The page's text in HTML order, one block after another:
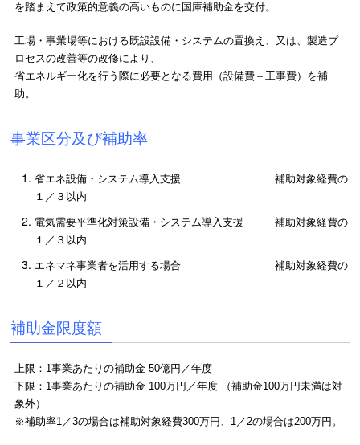
を踏まえて政策的意義の高いものに国庫補助金を交付。
工場・事業場等における既設設備・システムの置換え、又は、製造プ
ロセスの改善等の改修により、
省エネルギー化を行う際に必要となる費用（設備費＋工事費）を補
助。
事業区分及び補助率
省エネ設備・システム導入支援 補助対象経費の
１／３以内
電気需要平準化対策設備・システム導入支援 補助対象経費の
１／３以内
エネマネ事業者を活用する場合 補助対象経費の
１／２以内
補助金限度額
上限：1事業あたりの補助金 50億円／年度
下限：1事業あたりの補助金 100万円／年度 （補助金100万円未満は対
象外）
※補助率1／3の場合は補助対象経費300万円、1／2の場合は200万円。